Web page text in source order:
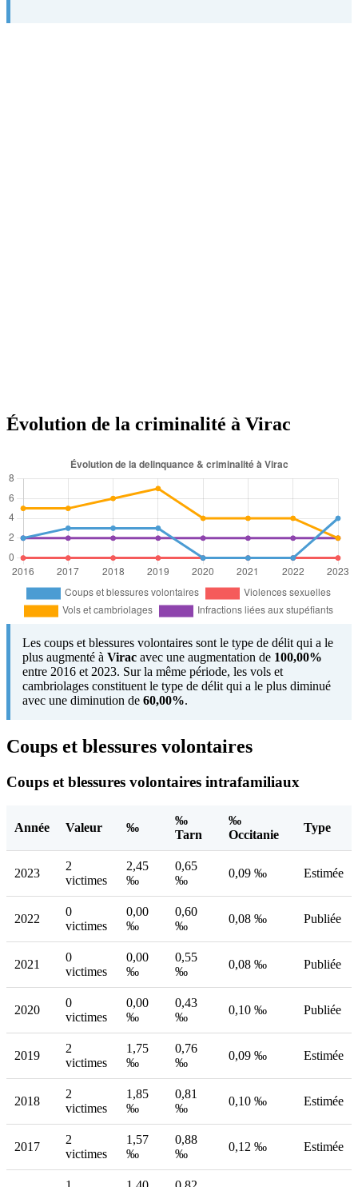
Évolution de la criminalité à Virac
Les coups et blessures volontaires sont le type de délit qui a le
plus augmenté à Virac avec une augmentation de 100,00%
entre 2016 et 2023. Sur la même période, les vols et
cambriolages constituent le type de délit qui a le plus diminué
avec une diminution de 60,00%.
Coups et blessures volontaires
Coups et blessures volontaires intrafamiliaux
Année Valeur ‰
‰
Tarn
‰
Occitanie
Type
2023
2
victimes
2,45
‰
0,65
‰
0,09 ‰ Estimée
2022
0
victimes
0,00
‰
0,60
‰
0,08 ‰ Publiée
2021
0
victimes
0,00
‰
0,55
‰
0,08 ‰ Publiée
2020
0
victimes
0,00
‰
0,43
‰
0,10 ‰ Publiée
2019
2
victimes
1,75
‰
0,76
‰
0,09 ‰ Estimée
2018
2
victimes
1,85
‰
0,81
‰
0,10 ‰ Estimée
2017
2
victimes
1,57
‰
0,88
‰
0,12 ‰ Estimée